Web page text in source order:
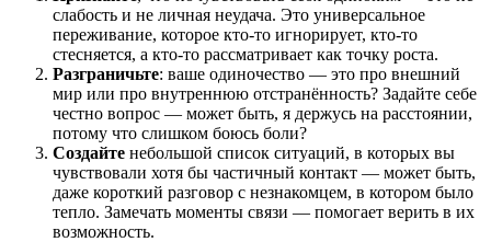
слабость и не личная неудача. Это универсальное
переживание, которое кто-то игнорирует, кто-то
стесняется, а кто-то рассматривает как точку роста.
Разграничьте: ваше одиночество — это про внешний
мир или про внутреннюю отстранённость? Задайте себе
честно вопрос — может быть, я держусь на расстоянии,
потому что слишком боюсь боли?
Создайте небольшой список ситуаций, в которых вы
чувствовали хотя бы частичный контакт — может быть,
даже короткий разговор с незнакомцем, в котором было
тепло. Замечать моменты связи — помогает верить в их
возможность.